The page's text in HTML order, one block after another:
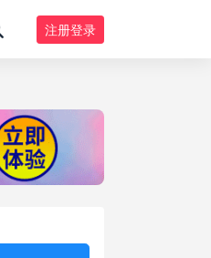
注册登录